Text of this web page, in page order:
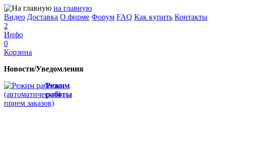
на главную
Видео Доставка О фирме Форум FAQ Как купить Контакты
2
Инфо
0
Корзина
Новости/Уведомления
Режим
работы